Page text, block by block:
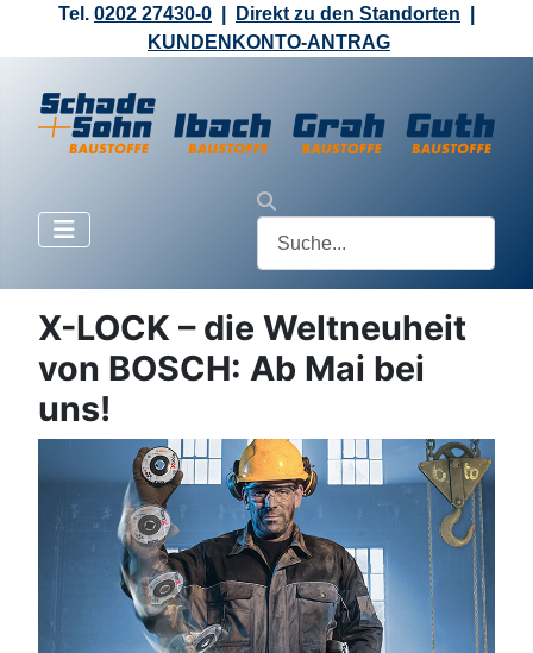
Tel. 0202 27430-0 Direkt zu den Standorten
KUNDENKONTO-ANTRAG
X-LOCK – die Weltneuheit
von BOSCH: Ab Mai bei
uns!